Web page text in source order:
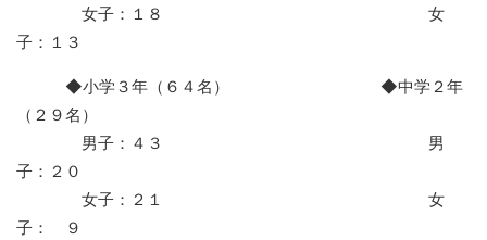
女子：１８ 女
子：１３
◆小学３年（６４名） ◆中学２年
（２９名）
男子：４３ 男
子：２０
女子：２１ 女
子： ９